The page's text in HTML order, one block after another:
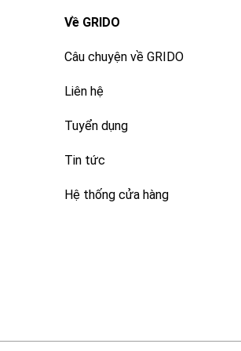
Về GRIDO
Câu chuyện về GRIDO
Liên hệ
Tuyển dụng
Tin tức
Hệ thống cửa hàng